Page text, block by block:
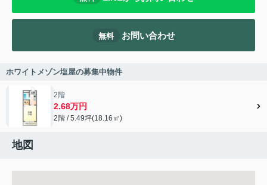
無料 お問い合わせ
ホワイトメゾン塩屋の募集中物件
2階
2.68万円
2階 / 5.49坪(18.16㎡)
地図